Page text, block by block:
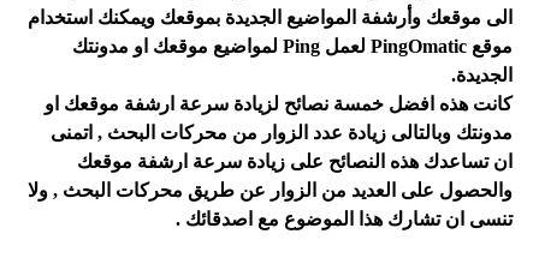
الى موقعك وأرشفة المواضيع الجديدة بموقعك ويمكنك استخدام
موقع PingOmatic لعمل Ping لمواضيع موقعك او مدونتك
الجديدة.
كانت هذه افضل خمسة نصائح لزيادة سرعة ارشفة موقعك او
مدونتك وبالتالى زيادة عدد الزوار من محركات البحث , اتمنى
ان تساعدك هذه النصائح على زيادة سرعة ارشفة موقعك
والحصول على العديد من الزوار عن طريق محركات البحث , ولا
تنسى ان تشارك هذا الموضوع مع اصدقائك .